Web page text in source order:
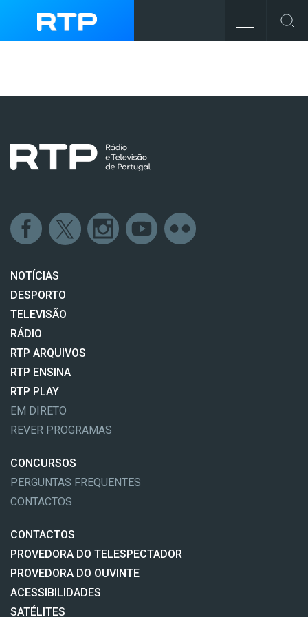
NOTÍCIAS
DESPORTO
TELEVISÃO
RÁDIO
RTP ARQUIVOS
RTP ENSINA
RTP PLAY
EM DIRETO
REVER PROGRAMAS
CONCURSOS
PERGUNTAS FREQUENTES
CONTACTOS
CONTACTOS
PROVEDORA DO TELESPECTADOR
PROVEDORA DO OUVINTE
ACESSIBILIDADES
SATÉLITES